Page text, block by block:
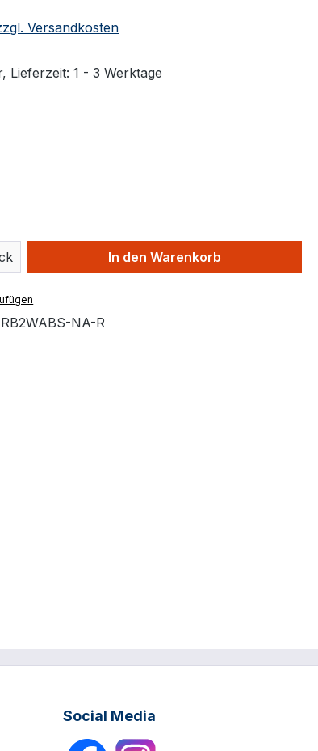
Versandkosten
Lieferzeit: 1 - 3 Werktage
Gib den gewünschten Wert
In den Warenkorb
NA-R
Social Media